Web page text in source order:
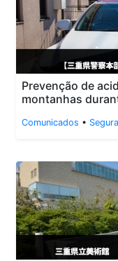
Prevenção de
montanhas
Comunicados •